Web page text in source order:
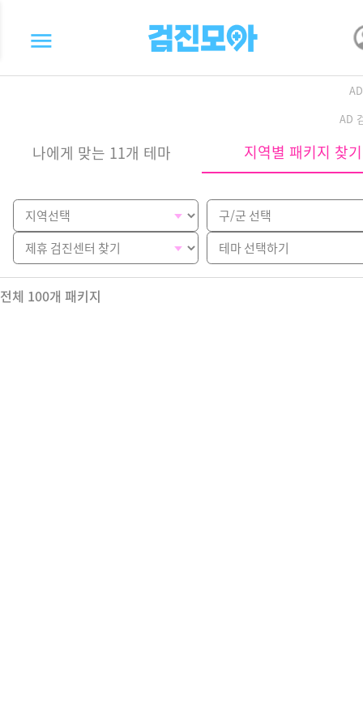
AD
나에게 맞는 11개 테마 지역별 패키지 찾기
전체 100개 패키지